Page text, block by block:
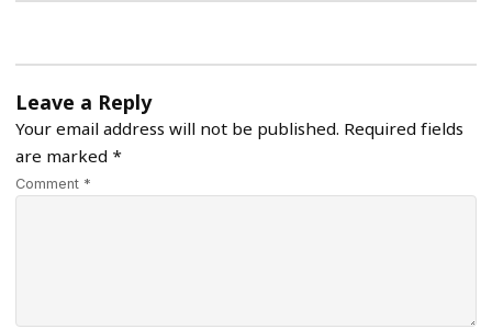
Leave a Reply
Your email address will not be published. Required fields
are marked *
Comment *